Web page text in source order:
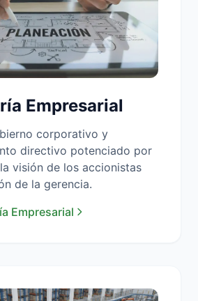
Empresarial
corporativo y
directivo potenciado por
visión de los accionistas
de la gerencia.
Empresarial